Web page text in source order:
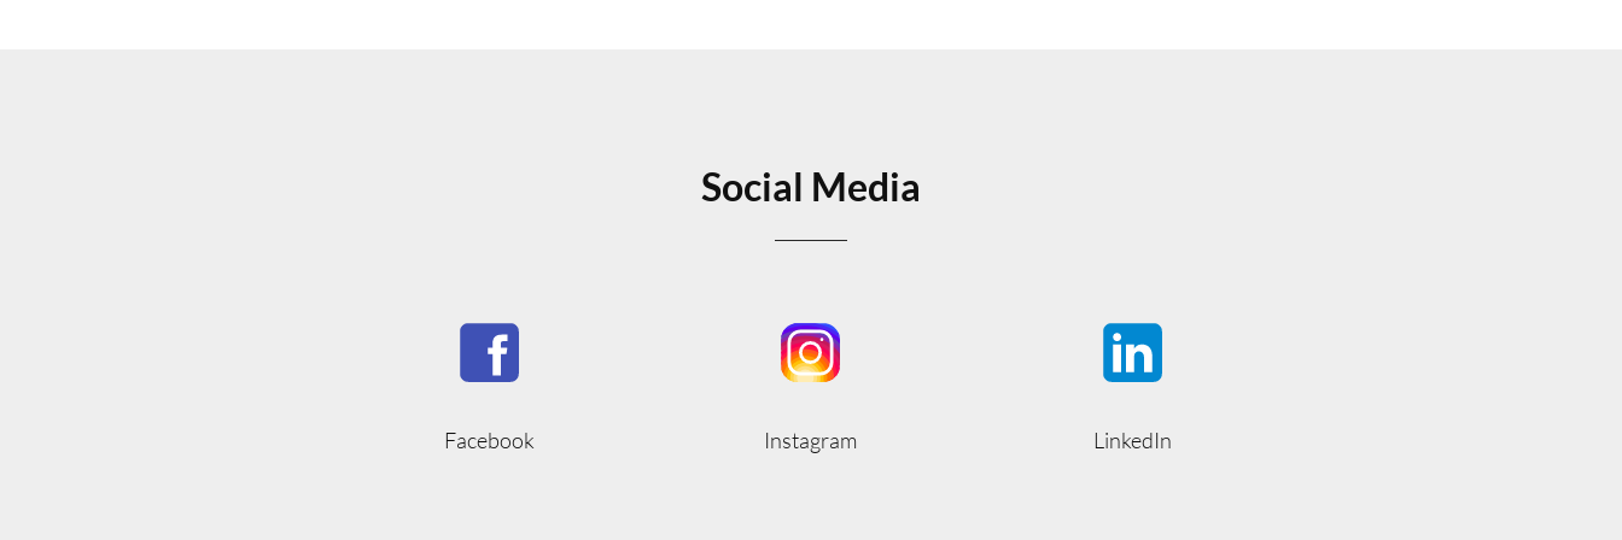
Social Media
Facebook Instagram LinkedIn